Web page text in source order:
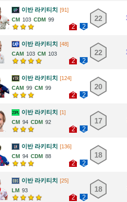
이반 라키티치
[91]
103
99
2 2
22
이반 라키티치
[48]
103
103
2 2
22
이반 라키티치
[124]
99
99
2 2
20
이반 라키티치
[1]
94
92
2 2
17
이반 라키티치
[136]
94
88
2 2
18
이반 라키티치
[25]
93
2 2
18